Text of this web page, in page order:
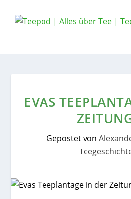
EVAS
Gepostet von